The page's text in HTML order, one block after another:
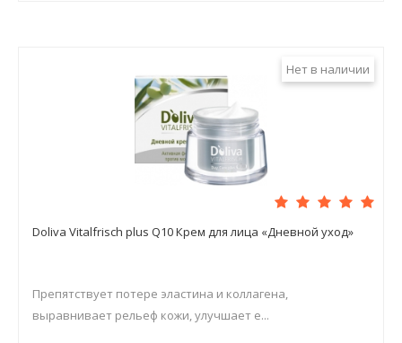
Нет в наличии
Doliva Vitalfrisch plus Q10 Крем для лица «Дневной уход»
Препятствует потере эластина и коллагена,
выравнивает рельеф кожи, улучшает е...